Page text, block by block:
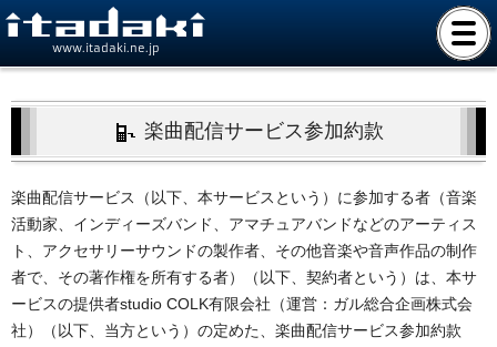
www.itadaki.ne.jp
楽曲配信サービス参加約款
楽曲配信サービス（以下、本サービスという）に参加する者（音楽
活動家、インディーズバンド、アマチュアバンドなどのアーティス
ト、アクセサリーサウンドの製作者、その他音楽や音声作品の制作
者で、その著作権を所有する者）（以下、契約者という）は、本サ
ービスの提供者studio COLK有限会社（運営：ガル総合企画株式会
社）（以下、当方という）の定めた、楽曲配信サービス参加約款